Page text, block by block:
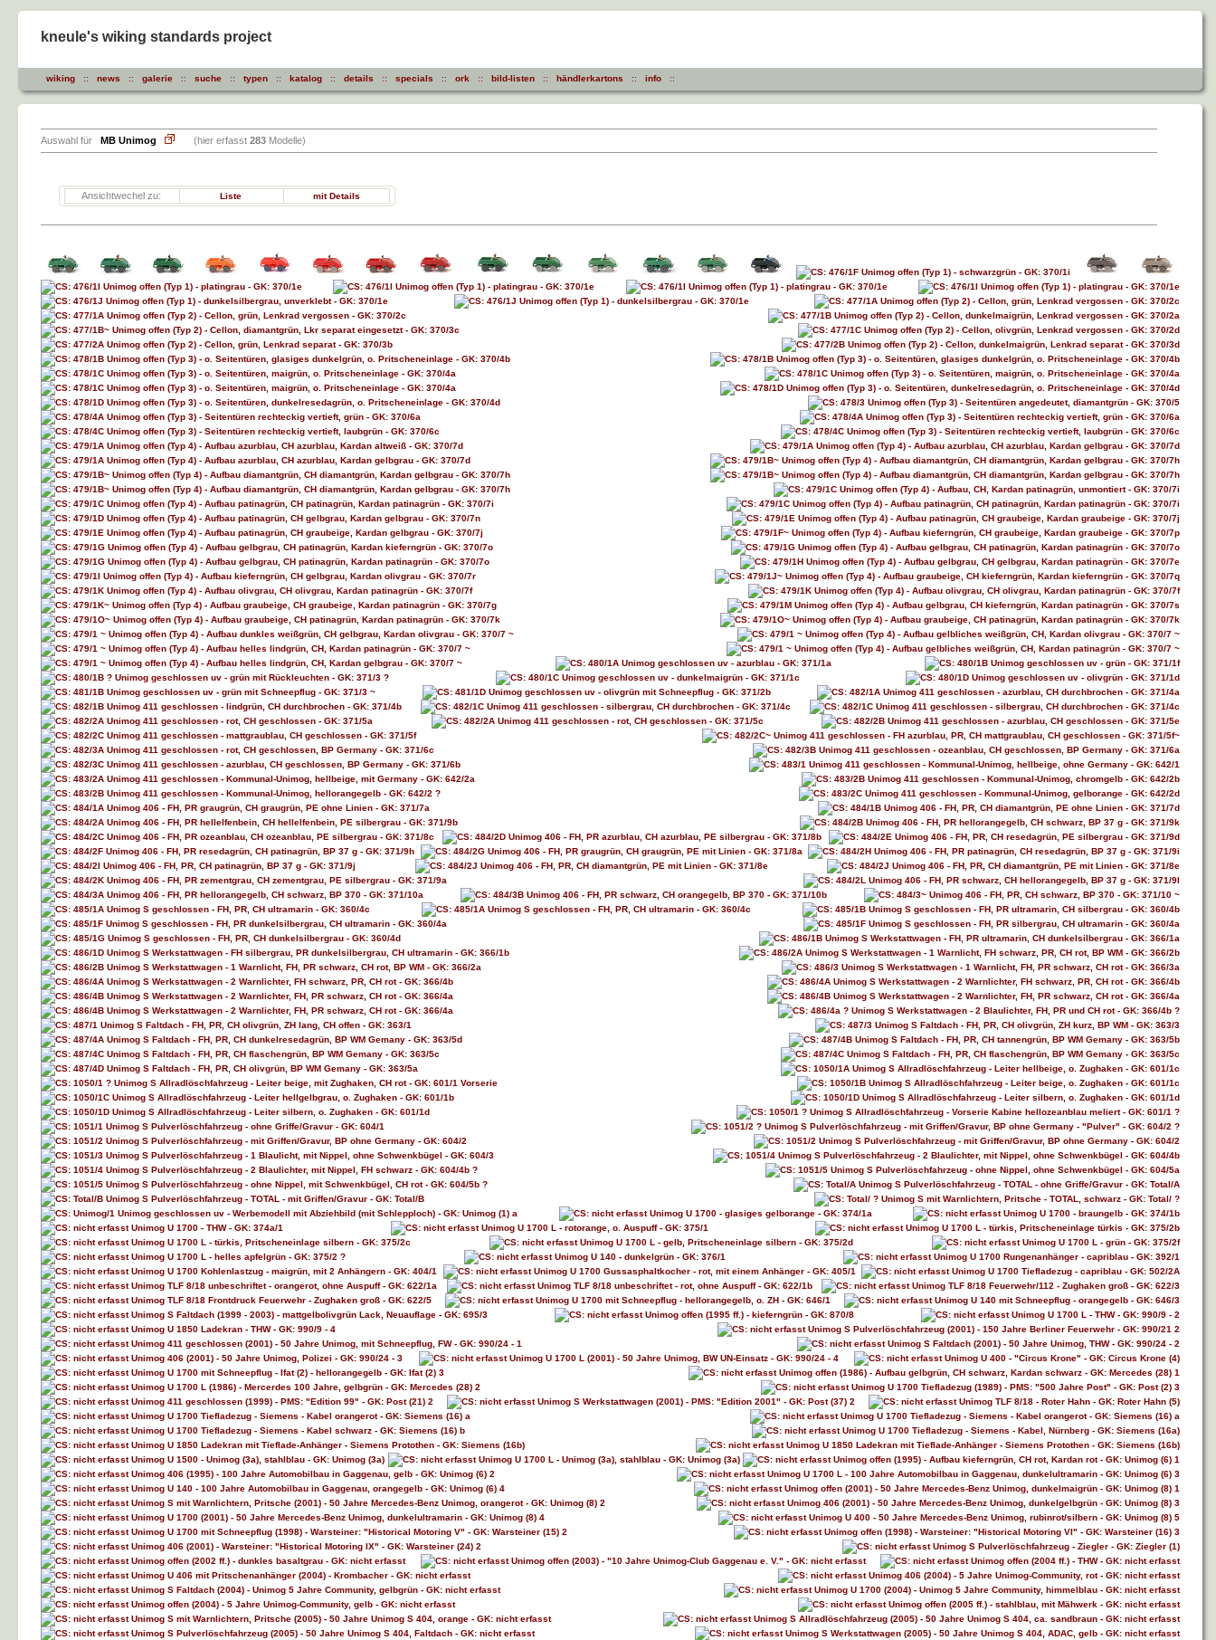
kneule's wiking standards project
wiking :: news :: galerie :: suche :: typen :: katalog :: details :: specials :: ork :: bild-listen :: händlerkartons :: info ::
Auswahl für MB Unimog (hier erfasst 283 Modelle)
Ansichtwechel zu: Liste mit Details